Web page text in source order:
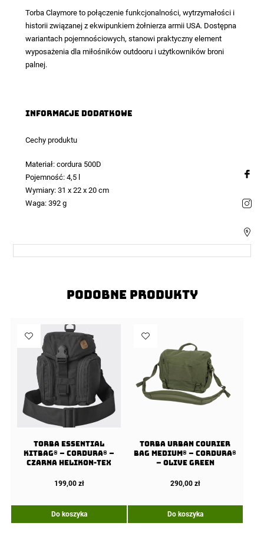
Torba Claymore to połączenie funkcjonalności, wytrzymałości i
historii związanej z ekwipunkiem żołnierza armii USA. Dostępna
wariantach pojemnościowych, stanowi praktyczny element
wyposażenia dla miłośników outdooru i użytkowników broni
palnej.
Informacje dodatkowe
Cechy produktu
Materiał: cordura 500D
Pojemność: 4,5 l
Wymiary: 31 x 22 x 20 cm
Waga: 392 g
Podobne produkty
Torba ESSENTIAL
KITBAG® – Cordura® –
Czarna Helikon-Tex
199,00 zł
Do koszyka
Torba URBAN COURIER
BAG Medium® – Cordura®
– Olive Green
290,00 zł
Do koszyka